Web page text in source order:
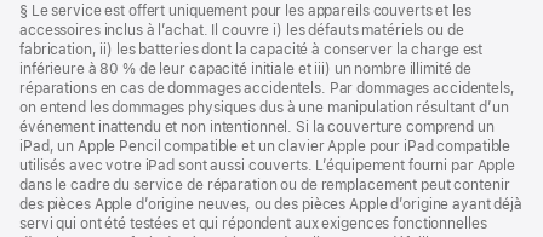
de
page
de
bas
de
page
§ Le service est offert uniquement pour les appareils couverts et les
accessoires inclus à l’achat. Il couvre i) les défauts matériels ou de
fabrication, ii) les batteries dont la capacité à conserver la charge est
inférieure à 80 % de leur capacité initiale et iii) un nombre illimité de
réparations en cas de dommages accidentels. Par dommages accidentels,
on entend les dommages physiques dus à une manipulation résultant d’un
événement inattendu et non intentionnel. Si la couverture comprend un
iPad, un Apple Pencil compatible et un clavier Apple pour iPad compatible
utilisés avec votre iPad sont aussi couverts. L’équipement fourni par Apple
dans le cadre du service de réparation ou de remplacement peut contenir
des pièces Apple d’origine neuves, ou des pièces Apple d’origine ayant déjà
servi qui ont été testées et qui répondent aux exigences fonctionnelles